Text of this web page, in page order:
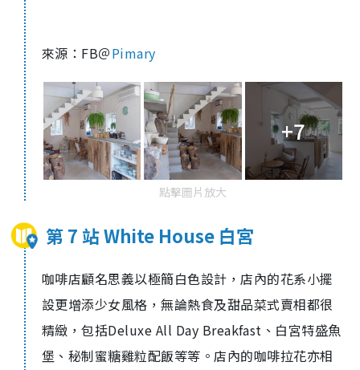
來源：FB＠Pimary
+7
點擊圖片放大
第 7 站 White House 白宮
咖啡店顧名思義以極簡白色設計，店內的花系小擺
設更增添少女風格，無論熱食及甜品菜式賣相都很
精緻，包括Deluxe All Day Breakfast 、 白宮特盛魚
堡 、 秘制蜜糖雞粒配飯等等。店內的咖啡拉花亦相